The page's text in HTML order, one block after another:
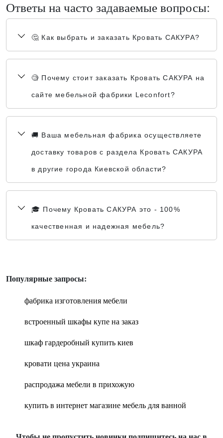
Ответы на часто задаваемые вопросы:
🤔 Как выбрать и заказать Кровать САКУРА?
🧐 Почему стоит заказать Кровать САКУРА на
сайте мебельной фабрики Leconfort?
🚚 Ваша мебельная фабрика осуществляете
доставку товаров с раздела Кровать САКУРА
в другие города Киевской области?
🎓 Почему Кровать САКУРА это - 100%
качественная и надежная мебель?
Популярные запросы:
фабрика изготовления мебели
встроенный шкафы купе на заказ
шкаф гардеробный купить киев
кровати цена украина
распродажа мебели в прихожую
купить в интернет магазине мебель для ванной